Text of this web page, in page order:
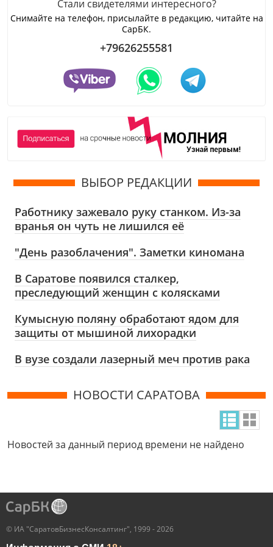
Стали свидетелями интересного?
Снимайте на телефон, присылайте в редакцию, читайте на
СарБК.
+79626255581
ВЫБОР РЕДАКЦИИ
Работнику зажевало руку станком. Из-за
вранья он чуть не лишился её
"День разоблачения". Заметки киномана
В Саратове появился сталкер,
преследующий женщин с колясками
Кумысную поляну обработают ядом для
защиты от мышиной лихорадки
В вузе создали лазерный меч против рака
НОВОСТИ САРАТОВА
Новостей за данный период времени не найдено
© ИА "СаратовБизнесКонсалтинг", 1999 - 2026